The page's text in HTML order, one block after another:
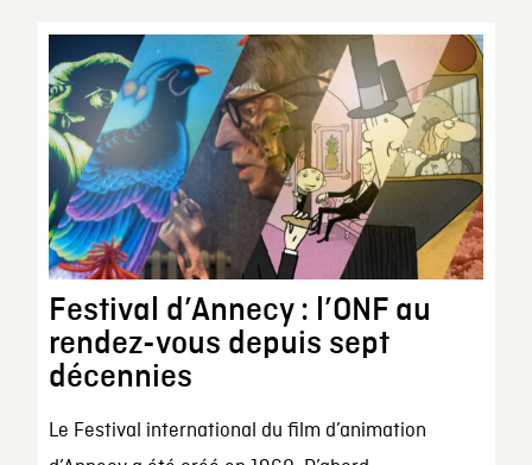
Festival d’Annecy : l’ONF au
rendez-vous depuis sept
décennies
Le Festival international du film d’animation